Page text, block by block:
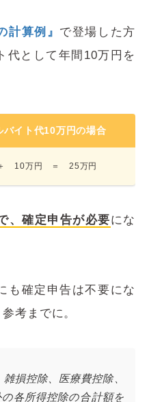
計算例』 で登場した方
代として年間10万円を
イト代10万円の場合
10万円 ＝ 25万円
、確定申告が必要にな
も確定申告は不要にな
考までに。
損控除、医療費控除、
各所得控除の合計額を